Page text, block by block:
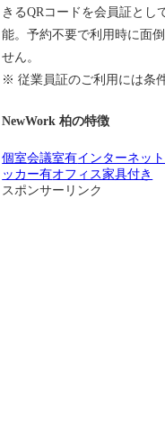
きるQRコードを会員証とし
能。予約不要で利用時に面
せん。
※ 従業員証のご利用には条
NewWork 柏の特徴
個室会議室有インターネッ
ッカー有オフィス家具付き
スポンサーリンク